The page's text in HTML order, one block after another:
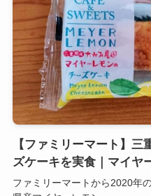
【ファミリーマート】
ズケーキを実食｜マイヤ
ファミリーマートから2020年